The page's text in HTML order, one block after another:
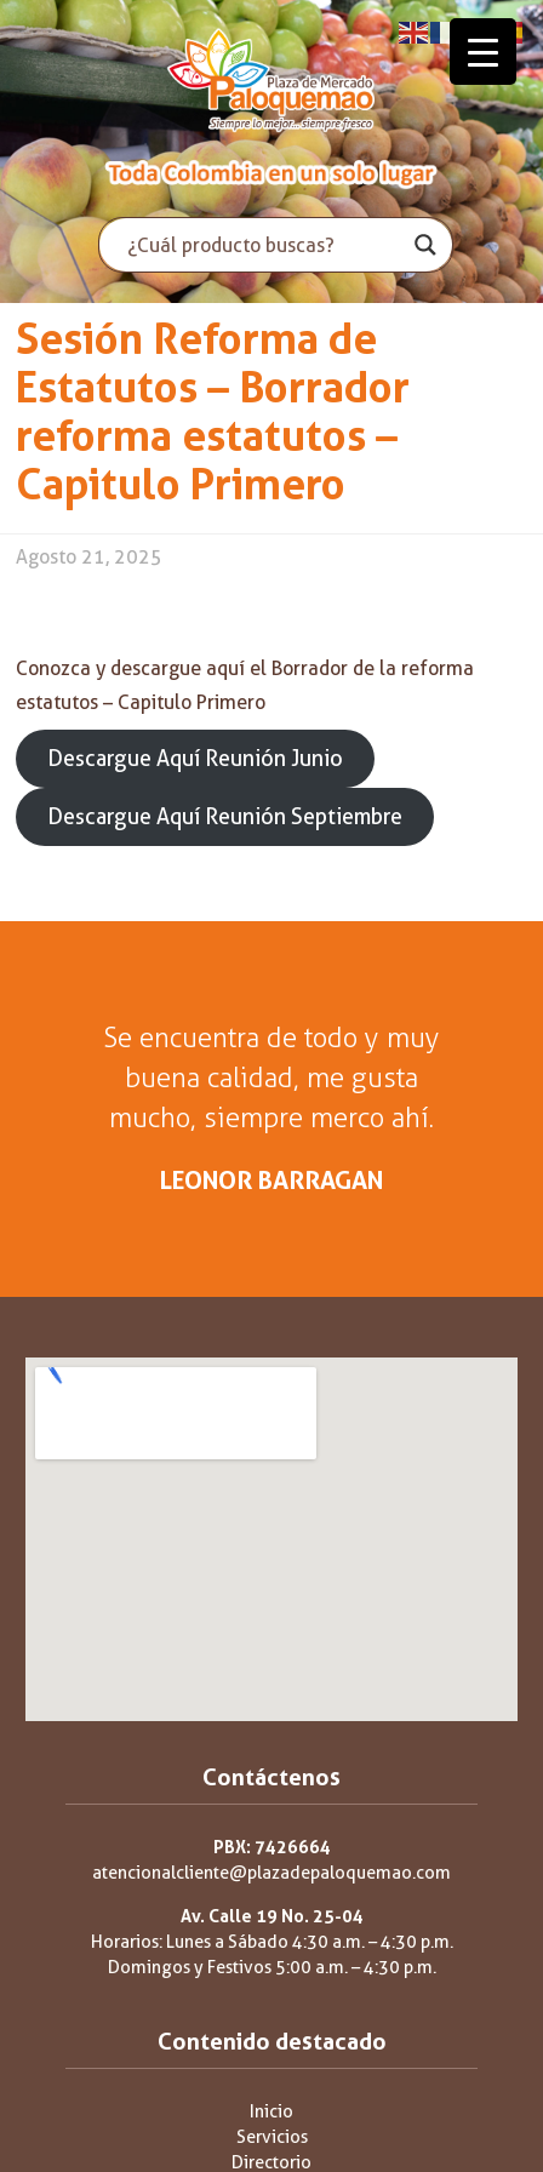
Sesión Reforma de
Estatutos – Borrador
reforma estatutos –
Capitulo Primero
Agosto 21, 2025
Conozca y descargue aquí el Borrador de la reforma
estatutos – Capitulo Primero
Descargue Aquí Reunión Junio
Descargue Aquí Reunión Septiembre
Se encuentra de todo y muy
buena calidad, me gusta
mucho, siempre merco ahí.
LEONOR BARRAGAN
Contáctenos
PBX: 7426664
atencionalcliente@plazadepaloquemao.com
Av. Calle 19 No. 25-04
Horarios: Lunes a Sábado 4:30 a.m. – 4:30 p.m.
Domingos y Festivos 5:00 a.m. – 4:30 p.m.
Contenido destacado
Inicio
Servicios
Directorio